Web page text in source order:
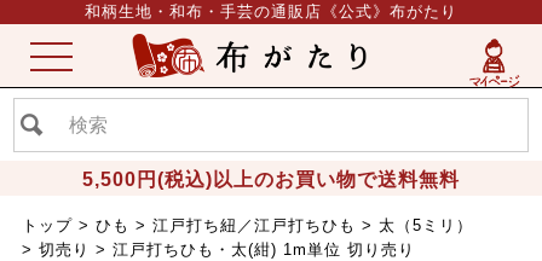
和柄生地・和布・手芸の通販店《公式》布がたり
5,500円(税込)以上のお買い物で送料無料
ME
NU
トップ ひも 江戸打ち紐／江戸打ちひも
太（5ミリ）
切売り
江戸打ちひも・太(紺) 1m単位 切り売り